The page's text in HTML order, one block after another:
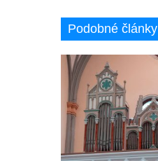
Podobné články